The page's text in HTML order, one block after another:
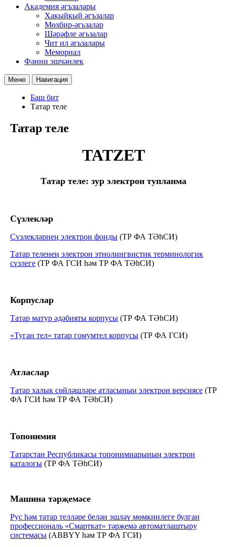
Академия әгъзалары
Хакыйкый әгъзалар
Мөхбир-әгьзалар
Шәрәфле әгьзалар
Чит ил әгьзалары
Мемориал
Фәнни эшчәнлек
Меню Навигация
Баш бит
Татар теле
Татар теле
TATZET
Татар теле: зур электрон тупланма
Сүзлекләр
Сүзлекләрнең электрон фонды (ТР ФА ТӘһСИ)
Татар теленең электрон этнолингвистик терминологик
сүзлеге (ТР ФА ГСИ һәм ТР ФА ТӘһСИ)
Корпуслар
Татар матур әдәбияты корпусы (ТР ФА ТӘһСИ)
«Туган тел» татар гомумтел корпусы (ТР ФА ГСИ)
Атласлар
Татар халык сөйләшләре атласының электрон версиясе (ТР
ФА ГСИ һәм ТР ФА ТӘһСИ)
Топонимия
Татарстан Республикасы топонимнарының электрон
каталогы (ТР ФА ТӘһСИ)
Машина тәрҗемәсе
Рус һәм татар телләре белән эшләү мөмкинлеге булган
профессиональ «Смарткат» тәрҗемә автоматлаштыру
системасы (ABBYY һәм ТР ФА ГСИ)